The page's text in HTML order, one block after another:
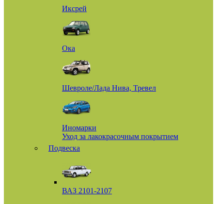
Иксрей
Ока
Шевроле/Лада Нива, Тревел
Иномарки
Уход за лакокрасочным покрытием
Подвеска
ВАЗ 2101-2107